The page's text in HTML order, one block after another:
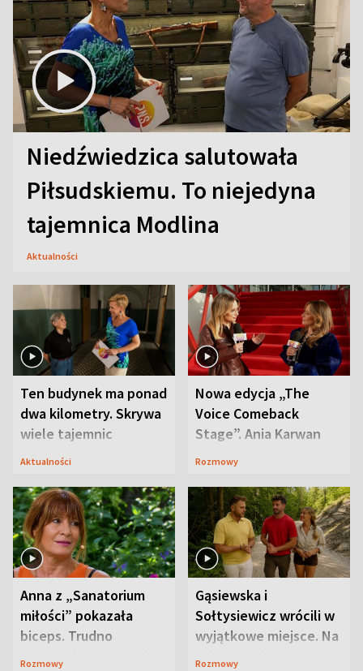
Niedźwiedzica salutowała
Piłsudskiemu. To niejedyna
tajemnica Modlina
Aktualności
Ten budynek ma ponad
dwa kilometry. Skrywa
wiele tajemnic
Aktualności
Nowa edycja „The
Voice Comeback
Stage”. Ania Karwan
zapowiada
Rozmowy
Anna z „Sanatorium
miłości” pokazała
biceps. Trudno
uwierzyć, co przeszła
Rozmowy
Gąsiewska i
Sołtysiewicz wrócili w
wyjątkowe miejsce. Na
szlaku czekał
Rozmowy